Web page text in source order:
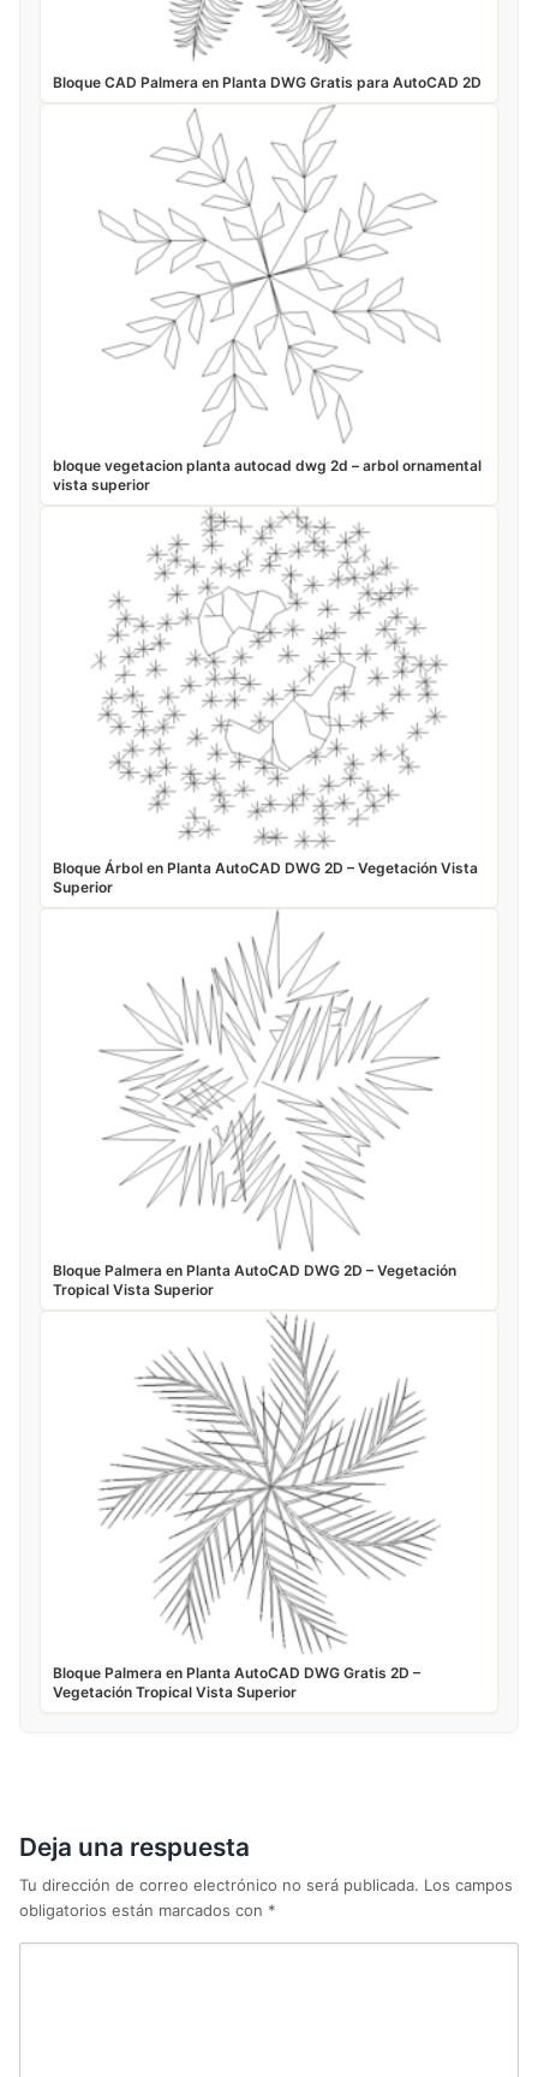
Bloque CAD Palmera en Planta DWG Gratis para AutoCAD 2D
bloque vegetacion planta autocad dwg 2d – arbol ornamental
vista superior
Bloque Árbol en Planta AutoCAD DWG 2D – Vegetación Vista
Superior
Bloque Palmera en Planta AutoCAD DWG 2D – Vegetación
Tropical Vista Superior
Bloque Palmera en Planta AutoCAD DWG Gratis 2D –
Vegetación Tropical Vista Superior
Deja una respuesta
Tu dirección de correo electrónico no será publicada. Los campos
obligatorios están marcados con *